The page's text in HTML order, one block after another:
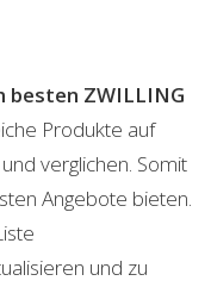
besten ZWILLING
Produkte auf
verglichen. Somit
Angebote bieten.
und zu